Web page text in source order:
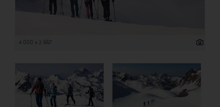
4 000 x 2 667